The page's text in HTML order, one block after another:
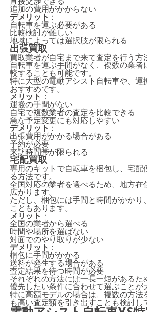
直接交渉できる
追加の費用がかからない
デメリット
：
自転車を運ぶ必要がある
比較検討が難しい
地域によっては選択肢が限られる
出張買取
買取業者が自宅まで来て査定を行う方
自転車を運ぶ手間がなく、複数の業者
較することも可能です。
特に大型の電動アシスト自転車や、運
おすすめです。
メリット
：
運搬の手間がない
自宅で複数業者の査定を比較できる
急な予定変更にも対応しやすい
デメリット
：
出張費用がかかる場合がある
予約が必要
来訪時間帯が限られる
宅配買取
専用のキットで自転車を梱包し、宅配
る方法です。
全国対応の業者を選べるため、地方在
広がります。
ただし、梱包には手間と時間がかかり
こともあります。
メリット
：
全国の業者から選べる
時間や場所を選ばない
対面でのやり取りが少ない
デメリット
：
梱包に手間がかかる
送料が発生する場合がある
査定結果を待つ時間が必要
それぞれの方法には一長一短があるた
優先したい条件に合わせて選ぶことが
特に高額モデルの場合は、複数の方法
も高い査定額を引き出すことも検討し